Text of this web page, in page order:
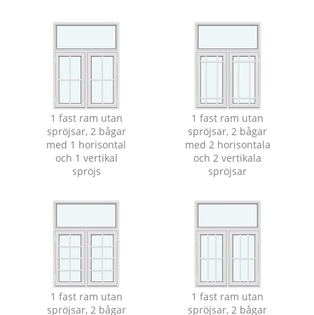
1 fast ram utan
spröjsar, 2 bågar
med 1 horisontal
och 1 vertikal
spröjs
1 fast ram utan
spröjsar, 2 bågar
med 2 horisontala
och 2 vertikala
spröjsar
1 fast ram utan
spröjsar, 2 bågar
1 fast ram utan
spröjsar, 2 bågar